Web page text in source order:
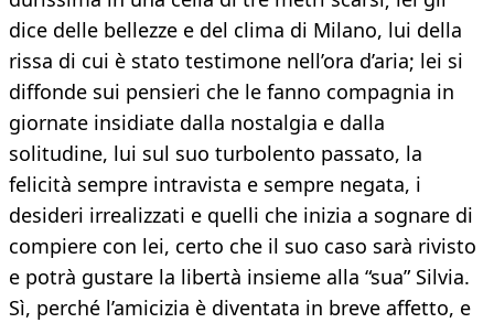
dice delle bellezze e del clima di Milano, lui della
rissa di cui è stato testimone nell’ora d’aria; lei si
diffonde sui pensieri che le fanno compagnia in
giornate insidiate dalla nostalgia e dalla
solitudine, lui sul suo turbolento passato, la
felicità sempre intravista e sempre negata, i
desideri irrealizzati e quelli che inizia a sognare di
compiere con lei, certo che il suo caso sarà rivisto
e potrà gustare la libertà insieme alla “sua” Silvia.
Sì, perché l’amicizia è diventata in breve affetto, e